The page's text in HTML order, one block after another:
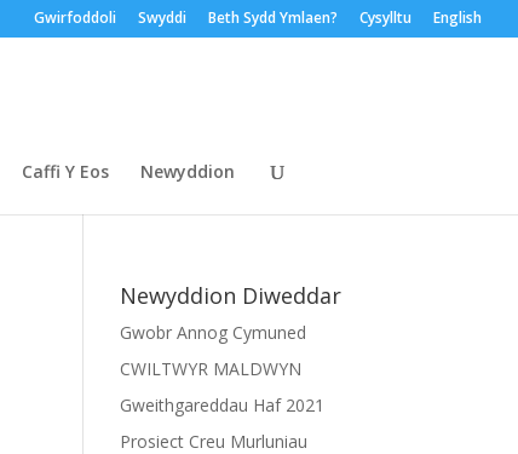
Gwirfoddoli Swyddi Beth Sydd Ymlaen? Cysylltu English
Caffi Y Eos Newyddion
Newyddion Diweddar
Gwobr Annog Cymuned
CWILTWYR MALDWYN
Gweithgareddau Haf 2021
Prosiect Creu Murluniau